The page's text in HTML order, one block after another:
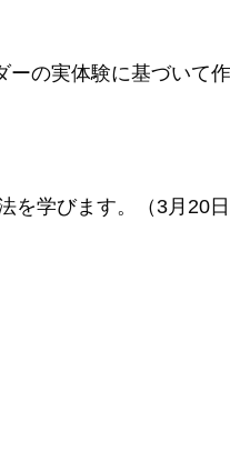
の実体験に基づいて
学びます。（3月20日